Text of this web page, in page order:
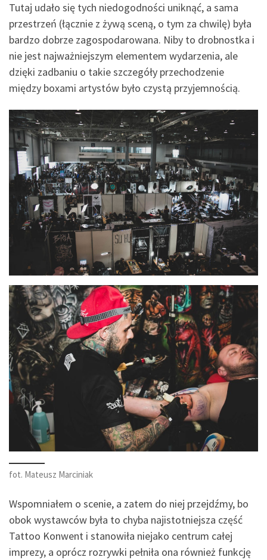
Tutaj udało się tych niedogodności uniknąć, a sama
przestrzeń (łącznie z żywą sceną, o tym za chwilę) była
bardzo dobrze zagospodarowana. Niby to drobnostka i
nie jest najważniejszym elementem wydarzenia, ale
dzięki zadbaniu o takie szczegóły przechodzenie
między boxami artystów było czystą przyjemnością.
fot. Mateusz Marciniak
Wspomniałem o scenie, a zatem do niej przejdźmy, bo
obok wystawców była to chyba najistotniejsza część
Tattoo Konwent i stanowiła niejako centrum całej
imprezy, a oprócz rozrywki pełniła ona również funkcję